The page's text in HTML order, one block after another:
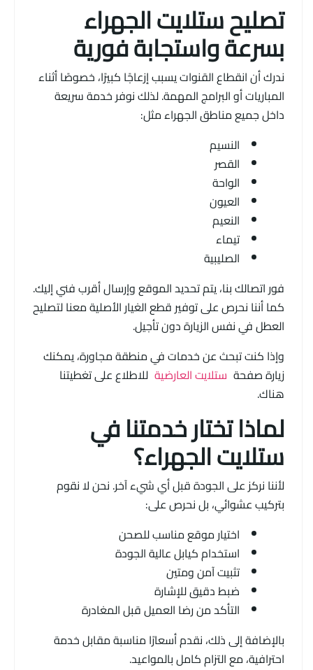
تصليح ستلايت الجهراء
بسرعة واستجابة فورية
ندرك أن انقطاع القنوات يسبب إزعاجًا كبيرًا، خصوصًا أثناء
المباريات أو البرامج المهمة. لذلك نوفر خدمة سريعة
داخل جميع مناطق الجهراء مثل:
النسيم
القصر
الواحة
العيون
النعيم
تيماء
الصليبية
فور اتصالك بنا، يتم تحديد الموقع وإرسال أقرب فني إليك.
كما أننا نحرص على توفير قطع الغيار الأصلية معنا لتصليح
العطل في نفس الزيارة دون تأجيل.
وإذا كنت تبحث عن خدمات في منطقة مجاورة، يمكنك
زيارة صفحة ستلايت العارضية للاطلاع على تغطيتنا
هناك.
لماذا تختار خدمتنا في
ستلايت الجهراء؟
لأننا نركز على الجودة قبل أي شيء آخر. نحن لا نقوم
بتركيب عشوائي، بل نحرص على:
اختيار موقع مناسب للصحن
استخدام كيابل عالية الجودة
تثبيت آمن ومتين
ضبط دقيق للإشارة
التأكد من رضا العميل قبل المغادرة
بالإضافة إلى ذلك، نقدم أسعارًا مناسبة مقابل خدمة
احترافية، مع التزام كامل بالمواعيد.